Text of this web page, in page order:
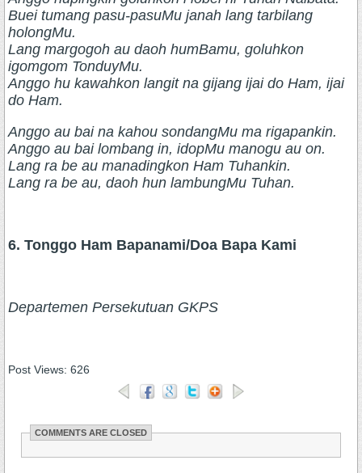
Buei tumang pasu-pasuMu janah lang tarbilang
holongMu.
Lang margogoh au daoh humBamu, goluhkon
igomgom TonduyMu.
Anggo hu kawahkon langit na gijang ijai do Ham, ijai
do Ham.
Anggo au bai na kahou sondangMu ma rigapankin.
Anggo au bai lombang in, idopMu manogu au on.
Lang ra be au manadingkon Ham Tuhankin.
Lang ra be au, daoh hun lambungMu Tuhan.
6. Tonggo Ham Bapanami/Doa Bapa Kami
Departemen Persekutuan GKPS
Post Views: 626
COMMENTS ARE CLOSED